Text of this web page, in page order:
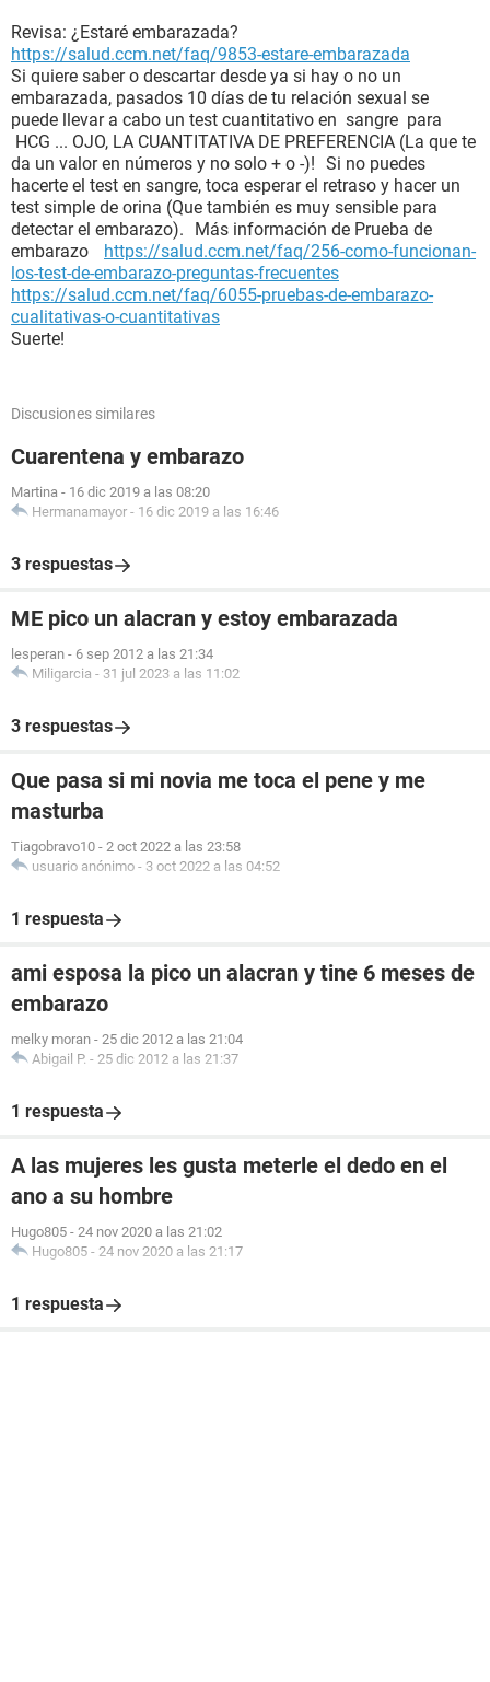
Revisa: ¿Estaré embarazada?
https://salud.ccm.net/faq/9853-estare-embarazada
Si quiere saber o descartar desde ya si hay o no un
embarazada, pasados 10 días de tu relación sexual se
puede llevar a cabo un test cuantitativo en sangre para
HCG ... OJO, LA CUANTITATIVA DE PREFERENCIA (La que te
da un valor en números y no solo + o -)! Si no puedes
hacerte el test en sangre, toca esperar el retraso y hacer un
test simple de orina (Que también es muy sensible para
detectar el embarazo). Más información de Prueba de
embarazo https://salud.ccm.net/faq/256-como-funcionan-
los-test-de-embarazo-preguntas-frecuentes
https://salud.ccm.net/faq/6055-pruebas-de-embarazo-
cualitativas-o-cuantitativas
Suerte!
Discusiones similares
Cuarentena y embarazo
Martina - 16 dic 2019 a las 08:20
Hermanamayor - 16 dic 2019 a las 16:46
3 respuestas
ME pico un alacran y estoy embarazada
lesperan - 6 sep 2012 a las 21:34
Miligarcia - 31 jul 2023 a las 11:02
3 respuestas
Que pasa si mi novia me toca el pene y me
masturba
Tiagobravo10 - 2 oct 2022 a las 23:58
usuario anónimo - 3 oct 2022 a las 04:52
1 respuesta
ami esposa la pico un alacran y tine 6 meses de
embarazo
melky moran - 25 dic 2012 a las 21:04
Abigail P. - 25 dic 2012 a las 21:37
1 respuesta
A las mujeres les gusta meterle el dedo en el
ano a su hombre
Hugo805 - 24 nov 2020 a las 21:02
Hugo805 - 24 nov 2020 a las 21:17
1 respuesta